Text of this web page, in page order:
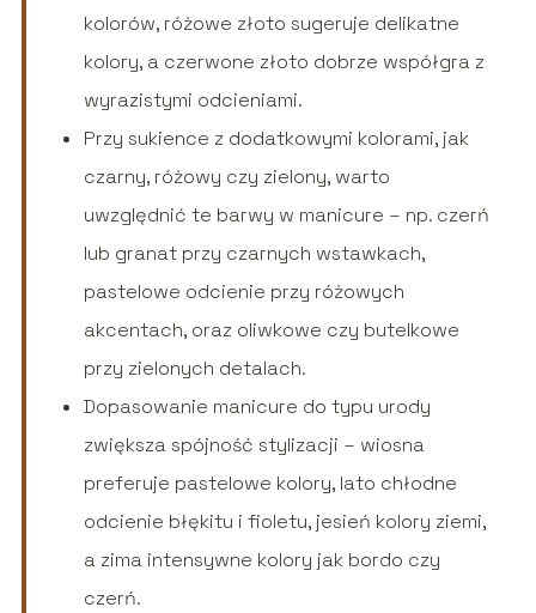
kolorów, różowe złoto sugeruje delikatne
kolory, a czerwone złoto dobrze współgra z
wyrazistymi odcieniami.
Przy sukience z dodatkowymi kolorami, jak
czarny, różowy czy zielony, warto
uwzględnić te barwy w manicure – np. czerń
lub granat przy czarnych wstawkach,
pastelowe odcienie przy różowych
akcentach, oraz oliwkowe czy butelkowe
przy zielonych detalach.
Dopasowanie manicure do typu urody
zwiększa spójność stylizacji – wiosna
preferuje pastelowe kolory, lato chłodne
odcienie błękitu i fioletu, jesień kolory ziemi,
a zima intensywne kolory jak bordo czy
czerń.